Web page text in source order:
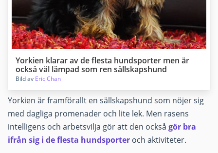
Yorkien klarar av de flesta hundsporter men är
också väl lämpad som ren sällskapshund
Bild av Eric Chan
Yorkien är framförallt en sällskapshund som nöjer sig
med dagliga promenader och lite lek. Men rasens
intelligens och arbetsvilja gör att den också gör bra
ifrån sig i de flesta hundsporter och aktiviteter.